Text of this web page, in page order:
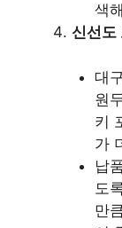
색
신선도
대
원
키
가
납
도
만